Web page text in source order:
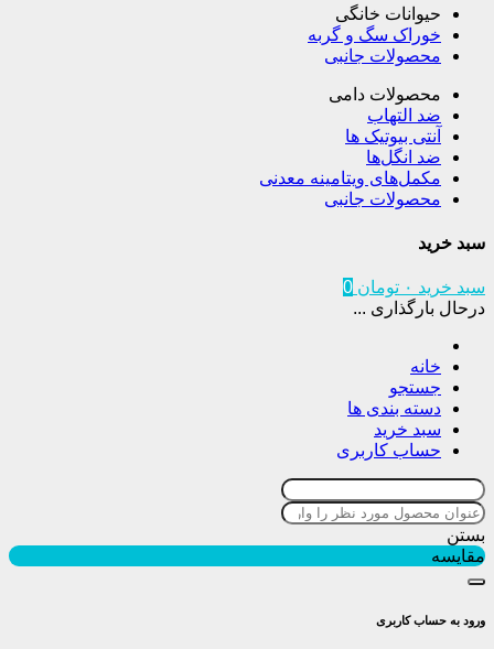
حیوانات خانگی
خوراک سگ و گربه
محصولات جانبی
محصولات دامی
ضد التهاب
آنتی بیوتیک ها
ضد انگل‌ها
مکمل‌های ویتامینه معدنی
محصولات جانبی
سبد خرید
سبد خرید ۰ تومان 0
درحال بارگذاری ...
خانه
جستجو
دسته بندی ها
سبد خرید
حساب کاربری
بستن
مقایسه
ورود به حساب کاربری